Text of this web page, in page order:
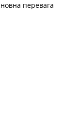
перевага
не потребує